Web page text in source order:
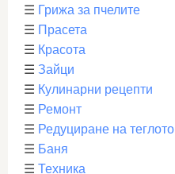
☰ Грижа за пчелите
☰ Прасета
☰ Красота
☰ Зайци
☰ Кулинарни рецепти
☰ Ремонт
☰ Редуциране на теглото
☰ Баня
☰ Техника